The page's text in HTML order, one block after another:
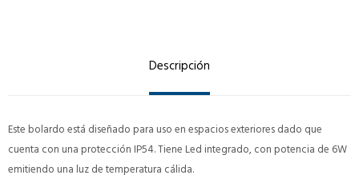
Descripción
Este bolardo está diseñado para uso en espacios exteriores dado que
cuenta con una protección IP54. Tiene Led integrado, con potencia de 6W
emitiendo una luz de temperatura cálida.